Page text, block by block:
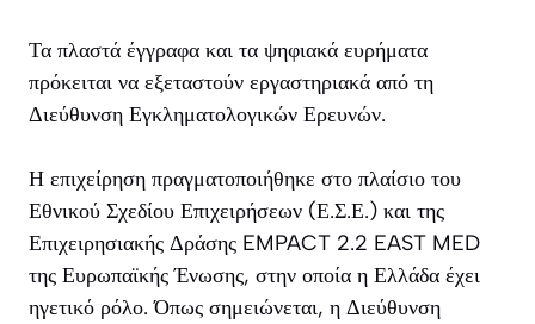
Τα πλαστά έγγραφα και τα ψηφιακά ευρήματα
πρόκειται να εξεταστούν εργαστηριακά από τη
Διεύθυνση Εγκληματολογικών Ερευνών.
Η επιχείρηση πραγματοποιήθηκε στο πλαίσιο του
Εθνικού Σχεδίου Επιχειρήσεων (Ε.Σ.Ε.) και της
Επιχειρησιακής Δράσης EMPACT 2.2 EAST MED
της Ευρωπαϊκής Ένωσης, στην οποία η Ελλάδα έχει
ηγετικό ρόλο. Όπως σημειώνεται, η Διεύθυνση